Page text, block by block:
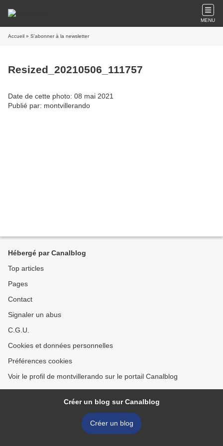
MENU
Accueil » S'abonner à la newsletter
Resized_20210506_111757
Date de cette photo: 08 mai 2021
Publié par: montvillerando
Hébergé par Canalblog
Top articles
Pages
Contact
Signaler un abus
C.G.U.
Cookies et données personnelles
Préférences cookies
Voir le profil de montvillerando sur le portail Canalblog
Créer un blog sur Canalblog
Créer un blog